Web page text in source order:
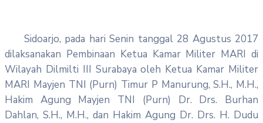
Sidoarjo, pada hari Senin tanggal 28 Agustus 2017
dilaksanakan Pembinaan Ketua Kamar Militer MARI di
Wilayah Dilmilti III Surabaya oleh Ketua Kamar Militer
MARI Mayjen TNI (Purn) Timur P Manurung, S.H., M.H.,
Hakim Agung Mayjen TNI (Purn) Dr. Drs. Burhan
Dahlan, S.H., M.H., dan Hakim Agung Dr. Drs. H. Dudu